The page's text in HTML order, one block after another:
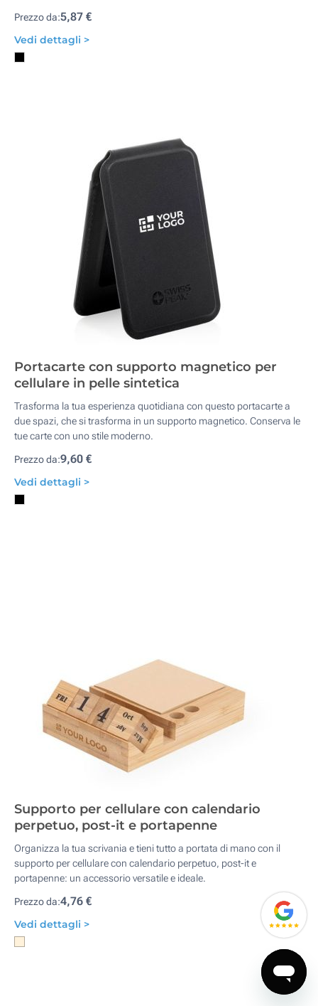
Prezzo da:5,87 €
Vedi dettagli >
Portacarte con supporto magnetico per
cellulare in pelle sintetica
Trasforma la tua esperienza quotidiana con questo portacarte a
due spazi, che si trasforma in un supporto magnetico. Conserva le
tue carte con uno stile moderno.
Prezzo da:9,60 €
Vedi dettagli >
Supporto per cellulare con calendario
perpetuo, post-it e portapenne
Organizza la tua scrivania e tieni tutto a portata di mano con il
supporto per cellulare con calendario perpetuo, post-it e
portapenne: un accessorio versatile e ideale.
Prezzo da:4,76 €
Vedi dettagli >